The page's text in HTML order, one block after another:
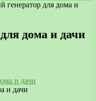
генератор для дома и
дома и дачи
и дачи